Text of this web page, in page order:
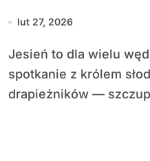
lut 27, 2026
Jesień to dla wielu wędkarzy najlepszy czas na
spotkanie z królem
drapieżników —